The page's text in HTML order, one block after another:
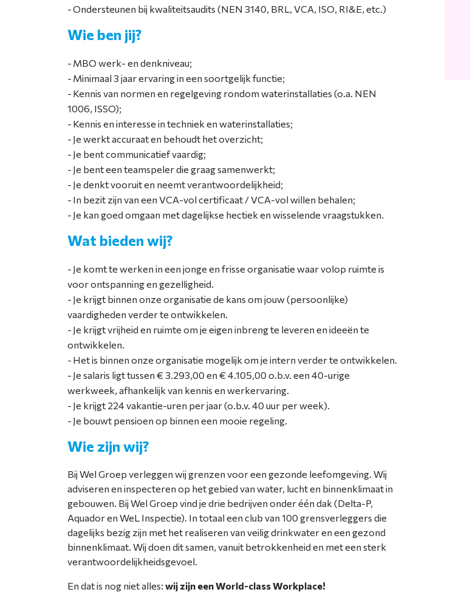
Ondersteunen bij kwaliteitsaudits (NEN 3140, BRL, VCA, ISO, RI&E, etc.)
Wie ben jij?
MBO werk- en denkniveau;
Minimaal 3 jaar ervaring in een soortgelijk functie;
Kennis van normen en regelgeving rondom waterinstallaties (o.a. NEN
1006, ISSO);
Kennis en interesse in techniek en waterinstallaties;
Je werkt accuraat en behoudt het overzicht;
Je bent communicatief vaardig;
Je bent een teamspeler die graag samenwerkt;
Je denkt vooruit en neemt verantwoordelijkheid;
In bezit zijn van een VCA-vol certificaat / VCA-vol willen behalen;
Je kan goed omgaan met dagelijkse hectiek en wisselende vraagstukken.
Wat bieden wij?
Je komt te werken in een jonge en frisse organisatie waar volop ruimte is
voor ontspanning en gezelligheid.
Je krijgt binnen onze organisatie de kans om jouw (persoonlijke)
vaardigheden verder te ontwikkelen.
Je krijgt vrijheid en ruimte om je eigen inbreng te leveren en ideeën te
ontwikkelen.
Het is binnen onze organisatie mogelijk om je intern verder te ontwikkelen.
Je salaris ligt tussen € 3.293,00 en € 4.105,00 o.b.v. een 40-urige
werkweek, afhankelijk van kennis en werkervaring.
Je krijgt 224 vakantie-uren per jaar (o.b.v. 40 uur per week).
Je bouwt pensioen op binnen een mooie regeling.
Wie zijn wij?
Bij Wel Groep verleggen wij grenzen voor een gezonde leefomgeving. Wij
adviseren en inspecteren op het gebied van water, lucht en binnenklimaat in
gebouwen. Bij Wel Groep vind je drie bedrijven onder één dak (Delta-P,
Aquador en WeL Inspectie). In totaal een club van 100 grensverleggers die
dagelijks bezig zijn met het realiseren van veilig drinkwater en een gezond
binnenklimaat. Wij doen dit samen, vanuit betrokkenheid en met een sterk
verantwoordelijkheidsgevoel.
En dat is nog niet alles: wij zijn een World-class Workplace!